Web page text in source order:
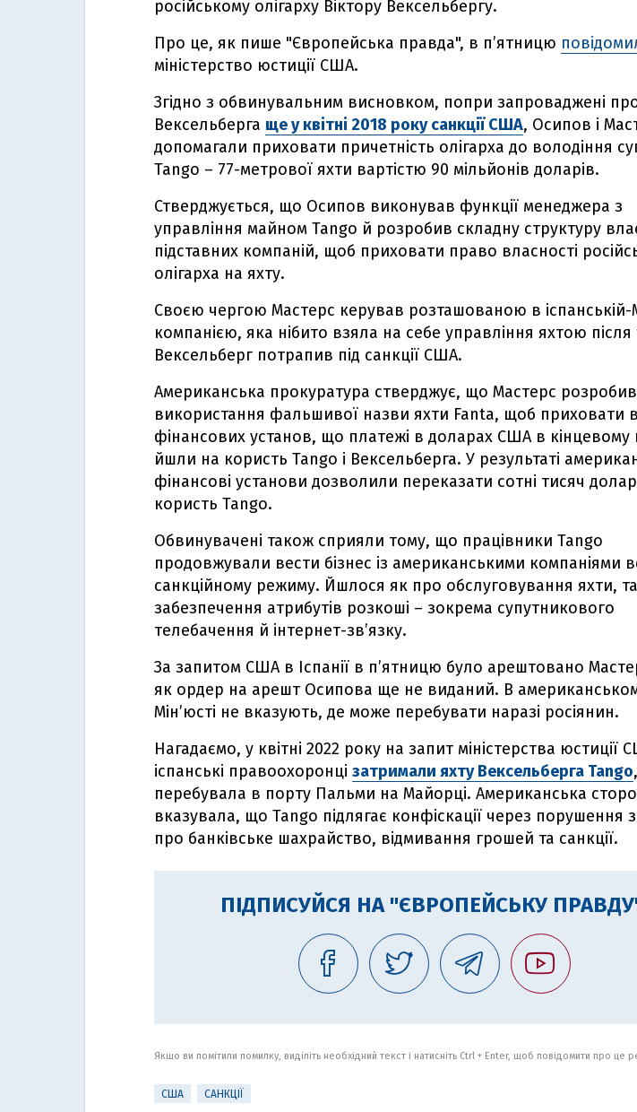
російському олігарху Віктору Вексельбергу.
Про це, як пише "Європейська правда", в п’ятницю
міністерство юстиції США.
Згідно з обвинувальним висновком, попри запроваджені
Вексельберга ще у квітні 2018 року санкції США, Осипов і
допомагали приховати причетність олігарха до володіння
Tango – 77-метрової яхти вартістю 90 мільйонів доларів.
Стверджується, що Осипов виконував функції менеджера з
управління майном Tango й розробив складну структуру
підставних компаній, щоб приховати право власності
олігарха на яхту.
Своєю чергою Мастерс керував розташованою в іспанській-
компанією, яка нібито взяла на себе управління яхтою після
Вексельберг потрапив під санкції США.
Американська прокуратура стверджує, що Мастерс
використання фальшивої назви яхти Fanta, щоб приховати
фінансових установ, що платежі в доларах США в кінцевому
йшли на користь Tango і Вексельберга. У результаті
фінансові установи дозволили переказати сотні тисяч
користь Tango.
Обвинувачені також сприяли тому, що працівники Tango
продовжували вести бізнес із американськими компаніями
санкційному режиму. Йшлося як про обслуговування яхти,
забезпечення атрибутів розкоші – зокрема супутникового
телебачення й інтернет-зв’язку.
За запитом США в Іспанії в п’ятницю було арештовано
як ордер на арешт Осипова ще не виданий. В
Мін’юсті не вказують, де може перебувати наразі росіянин.
Нагадаємо, у квітні 2022 року на запит міністерства юстиції
іспанські правоохоронці затримали яхту Вексельберга Tango
перебувала в порту Пальми на Майорці. Американська
вказувала, що Tango підлягає конфіскації через порушення
про банківське шахрайство, відмивання грошей та санкції.
ПІДПИСУЙСЯ НА "ЄВРОПЕЙСЬКУ
Якщо ви помітили помилку, виділіть необхідний текст і натисніть Ctrl + Enter, щоб повідомити про це
США САНКЦІЇ